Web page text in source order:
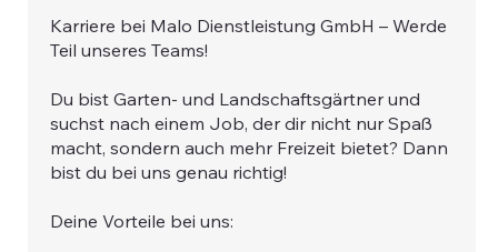
Karriere bei Malo Dienstleistung GmbH – Werde
Teil unseres Teams!
Du bist Garten- und Landschaftsgärtner und
suchst nach einem Job, der dir nicht nur Spaß
macht, sondern auch mehr Freizeit bietet? Dann
bist du bei uns genau richtig!
Deine Vorteile bei uns: